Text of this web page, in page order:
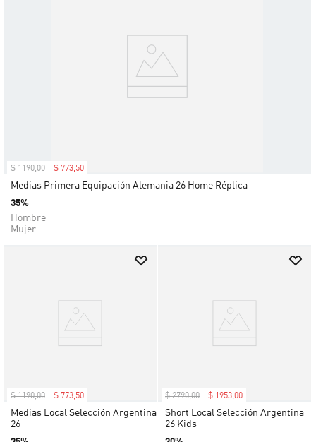
$ 1190,00 $ 773,50
Medias Primera Equipación Alemania 26 Home Réplica
35%
Hombre
Mujer
$ 1190,00 $ 773,50
Medias Local Selección Argentina
26
$ 2790,00 $ 1953,00
Short Local Selección Argentina
26 Kids